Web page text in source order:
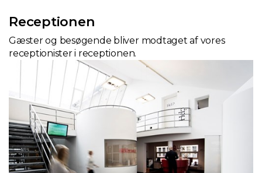
Receptionen
Gæster og besøgende bliver modtaget af vores
receptionister i receptionen.